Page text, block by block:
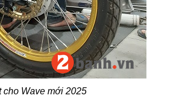
cho Wave mới 2025